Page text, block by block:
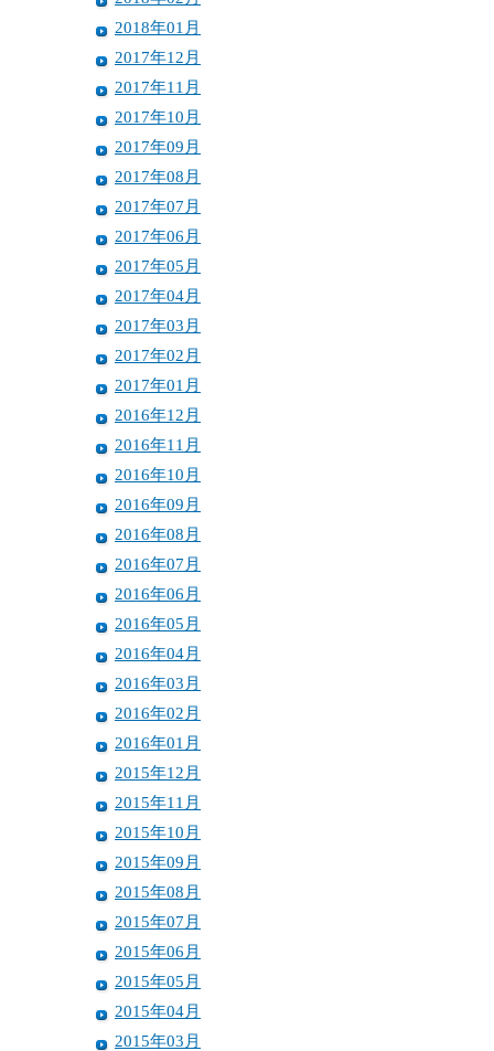
2018年01月
2017年12月
2017年11月
2017年10月
2017年09月
2017年08月
2017年07月
2017年06月
2017年05月
2017年04月
2017年03月
2017年02月
2017年01月
2016年12月
2016年11月
2016年10月
2016年09月
2016年08月
2016年07月
2016年06月
2016年05月
2016年04月
2016年03月
2016年02月
2016年01月
2015年12月
2015年11月
2015年10月
2015年09月
2015年08月
2015年07月
2015年06月
2015年05月
2015年04月
2015年03月